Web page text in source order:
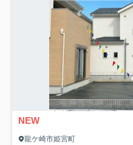
NEW
龍ケ崎市姫宮町